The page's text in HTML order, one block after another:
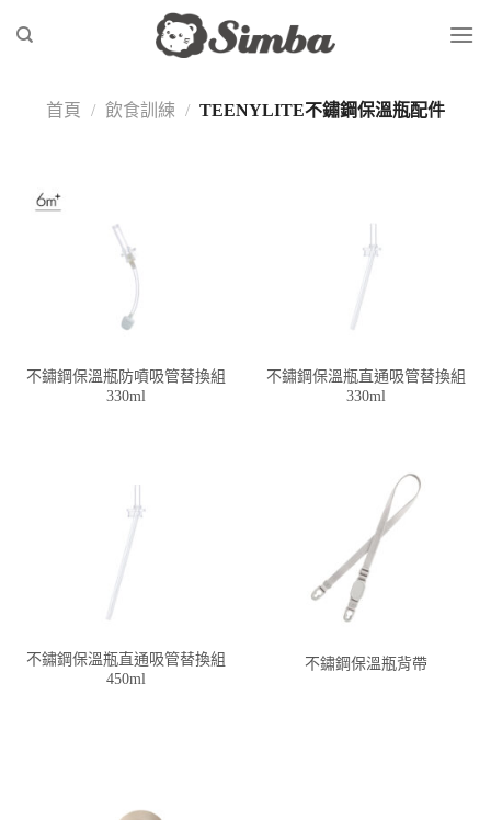
首頁 / 飲食訓練 / TEENYLITE不鏽鋼保溫瓶配件
不鏽鋼保溫瓶防噴吸管替換組
330ml
不鏽鋼保溫瓶直通吸管替換組
330ml
不鏽鋼保溫瓶直通吸管替換組
450ml
不鏽鋼保溫瓶背帶